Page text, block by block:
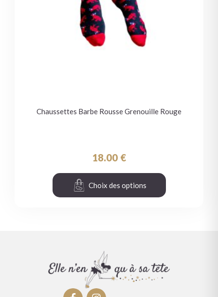
Chaussettes Barbe Rousse Grenouille Rouge
18.00 €
Choix des options